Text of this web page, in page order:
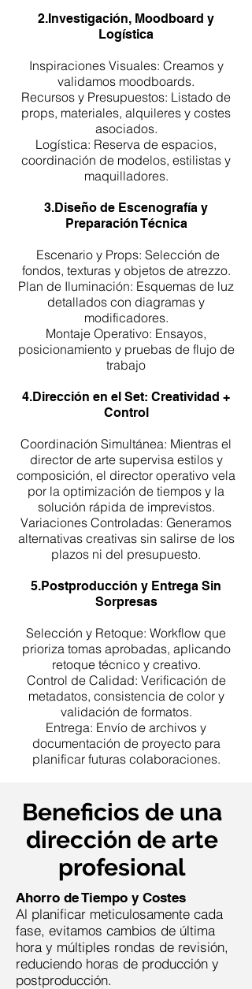
2.Investigación, Moodboard y
Logística
Inspiraciones Visuales: Creamos y
validamos moodboards.
Recursos y Presupuestos: Listado de
props, materiales, alquileres y costes
asociados.
Logística: Reserva de espacios,
coordinación de modelos, estilistas y
maquilladores.
3.Diseño de Escenografía y
Preparación Técnica
Escenario y Props: Selección de
fondos, texturas y objetos de atrezzo.
Plan de Iluminación: Esquemas de luz
detallados con diagramas y
modificadores.
Montaje Operativo: Ensayos,
posicionamiento y pruebas de flujo de
trabajo
4.Dirección en el Set: Creatividad +
Control
Coordinación Simultánea: Mientras el
director de arte supervisa estilos y
composición, el director operativo vela
por la optimización de tiempos y la
solución rápida de imprevistos.
Variaciones Controladas: Generamos
alternativas creativas sin salirse de los
plazos ni del presupuesto.
5.Postproducción y Entrega Sin
Sorpresas
Selección y Retoque: Workflow que
prioriza tomas aprobadas, aplicando
retoque técnico y creativo.
Control de Calidad: Verificación de
metadatos, consistencia de color y
validación de formatos.
Entrega: Envío de archivos y
documentación de proyecto para
planificar futuras colaboraciones.
Beneficios de una
dirección de arte
profesional
Ahorro de Tiempo y Costes
Al planificar meticulosamente cada
fase, evitamos cambios de última
hora y múltiples rondas de revisión,
reduciendo horas de producción y
postproducción.